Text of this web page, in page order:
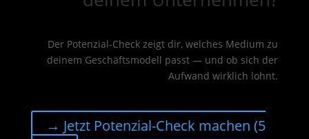
Der Potenzial-Check zeigt dir, welches Medium zu
deinem Geschäftsmodell passt — und ob sich der
Aufwand wirklich lohnt.
→ Jetzt Potenzial-Check machen (5